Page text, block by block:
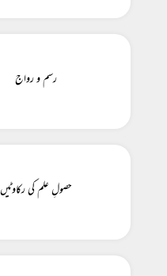
رسم و رواج
حصولِ علم کی رکاوٹیں